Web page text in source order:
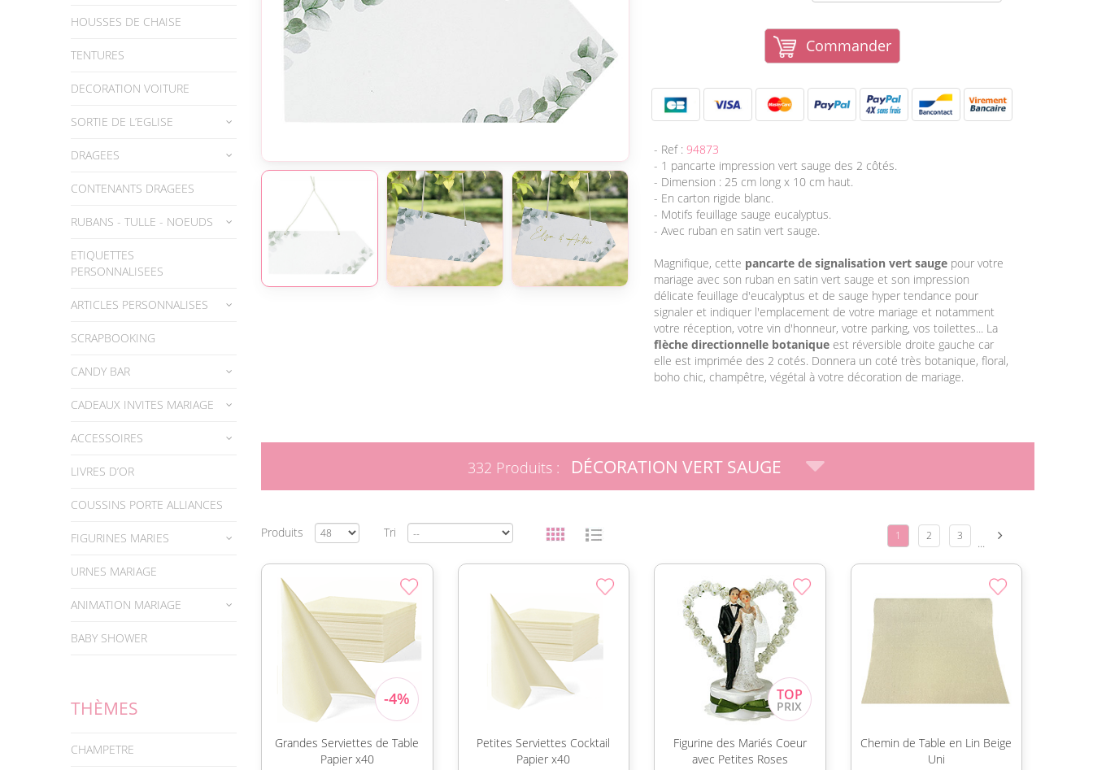
HOUSSES DE CHAISE
TENTURES
DECORATION VOITURE
SORTIE DE L’EGLISE
DRAGEES
CONTENANTS DRAGEES
RUBANS - TULLE - NOEUDS
ETIQUETTES
PERSONNALISEES
ARTICLES PERSONNALISES
SCRAPBOOKING
CANDY BAR
CADEAUX INVITES MARIAGE
ACCESSOIRES
LIVRES D’OR
COUSSINS PORTE ALLIANCES
FIGURINES MARIES
URNES MARIAGE
ANIMATION MARIAGE
BABY SHOWER
THÈMES
CHAMPETRE
Commander
- Ref : 94873
- 1 pancarte impression vert sauge des 2 côtés.
- Dimension : 25 cm long x 10 cm haut.
- En carton rigide blanc.
- Motifs feuillage sauge eucalyptus.
- Avec ruban en satin vert sauge.
Magnifique, cette pancarte de signalisation vert sauge pour votre
mariage avec son ruban en satin vert sauge et son impression
délicate feuillage d'eucalyptus et de sauge hyper tendance pour
signaler et indiquer l'emplacement de votre mariage et notamment
votre réception, votre vin d'honneur, votre parking, vos toilettes... La
flèche directionnelle botanique est réversible droite gauche car
elle est imprimée des 2 cotés. Donnera un coté très botanique, floral,
boho chic, champêtre, végétal à votre décoration de mariage.
332 Produits : DÉCORATION VERT SAUGE
Produits Tri 1 2 3 ...
Grandes Serviettes de Table
Papier x40
Petites Serviettes Cocktail
Papier x40
Figurine des Mariés Coeur
avec Petites Roses
Chemin de Table en Lin Beige
Uni